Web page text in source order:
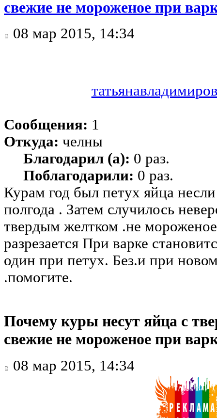
свежие не мороженое при
08 мар 2015, 14:34
Сообщения: 1
Откуда: челны
Благодарил (а): 0 раз.
Поблагодарили: 0 раз.
Курам год был петух яйца
полгода . Затем случилось
твердым желтком .не
разрезается При варке
один при петух. Без.и при
.помогите.
Почему куры несут яйца с
свежие не мороженое при
08 мар 2015, 14:34